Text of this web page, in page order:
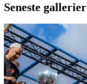
Seneste gallerier